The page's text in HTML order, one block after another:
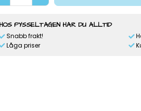
PYSSELTAGEN HAR DU ALLTID
Snabb frakt!
Låga priser